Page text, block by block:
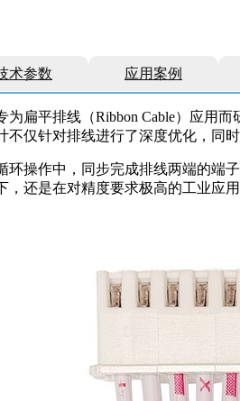
术参数 应用案例
扁平排线（Ribbon Cable）应用
不仅针对排线进行了深度优化，同
环操作中，同步完成排线两端的端
还是在对精度要求极高的工业应